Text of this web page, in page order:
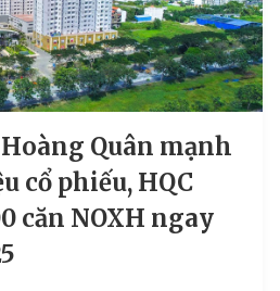
Quân mạnh
cổ phiếu, HQC
căn NOXH ngay